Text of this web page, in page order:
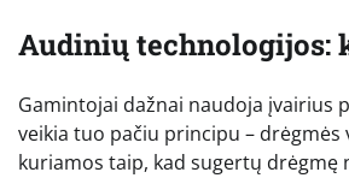
Audinių technologijos:
Gamintojai dažnai naudoja įvairius
veikia tuo pačiu principu –
kuriamos taip, kad sugertų